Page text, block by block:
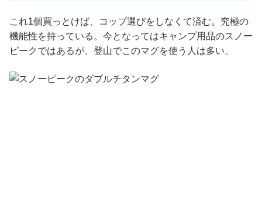
これ1個買っとけば、コップ選びをしなくて済む。究極の
機能性を持っている。今となってはキャンプ用品のスノー
ピークではあるが、登山でこのマグを使う人は多い。